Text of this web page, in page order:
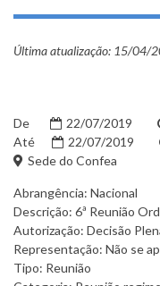
Informe-
Transparência
Prestação
de
Contas
Última atualização: 15/04/
De 22/07/2019
Até
22/07/2019
Sede do Confea
Abrangência: Nacional
Descrição: 6ª Reunião
Autorização: Decisão
Representação: Não se
Tipo: Reunião